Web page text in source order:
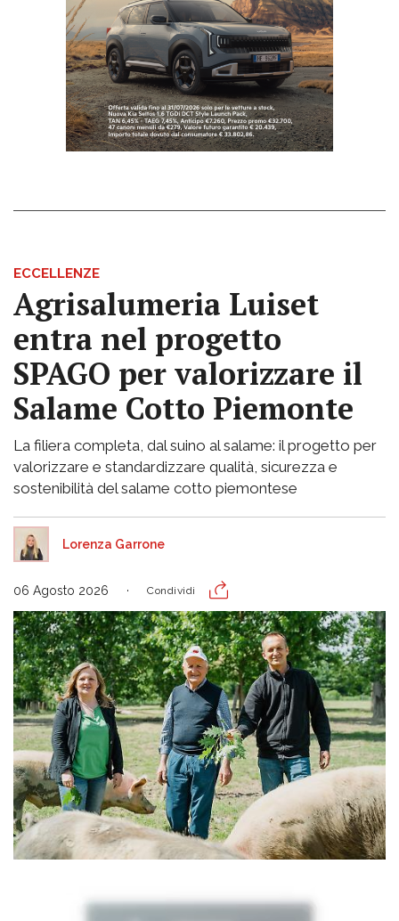
ECCELLENZE
Agrisalumeria Luiset
entra nel progetto
SPAGO per valorizzare il
Salame Cotto Piemonte
La filiera completa, dal suino al salame: il progetto per
valorizzare e standardizzare qualità, sicurezza e
sostenibilità del salame cotto piemontese
Lorenza Garrone
06 Agosto 2026 Condividi